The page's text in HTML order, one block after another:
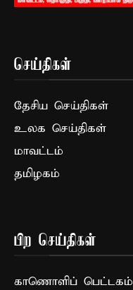
செய்திகள்
தேசிய செய்திகள்
உலக செய்திகள்
மாவட்டம்
தமிழகம்
பிற செய்திகள்
காணொளிப் பெட்டகம்